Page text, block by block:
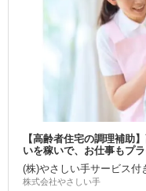
【高齢者住宅の調理補助
いを稼いで、お仕事もプ
(株)やさしい手サービス付
株式会社やさしい手